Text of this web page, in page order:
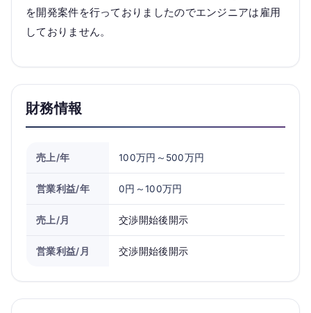
を開発案件を行っておりましたのでエンジニアは雇用
しておりません。
財務情報
売上/年 100万円～500万円
営業利益/年 0円～100万円
売上/月 交渉開始後開示
営業利益/月 交渉開始後開示